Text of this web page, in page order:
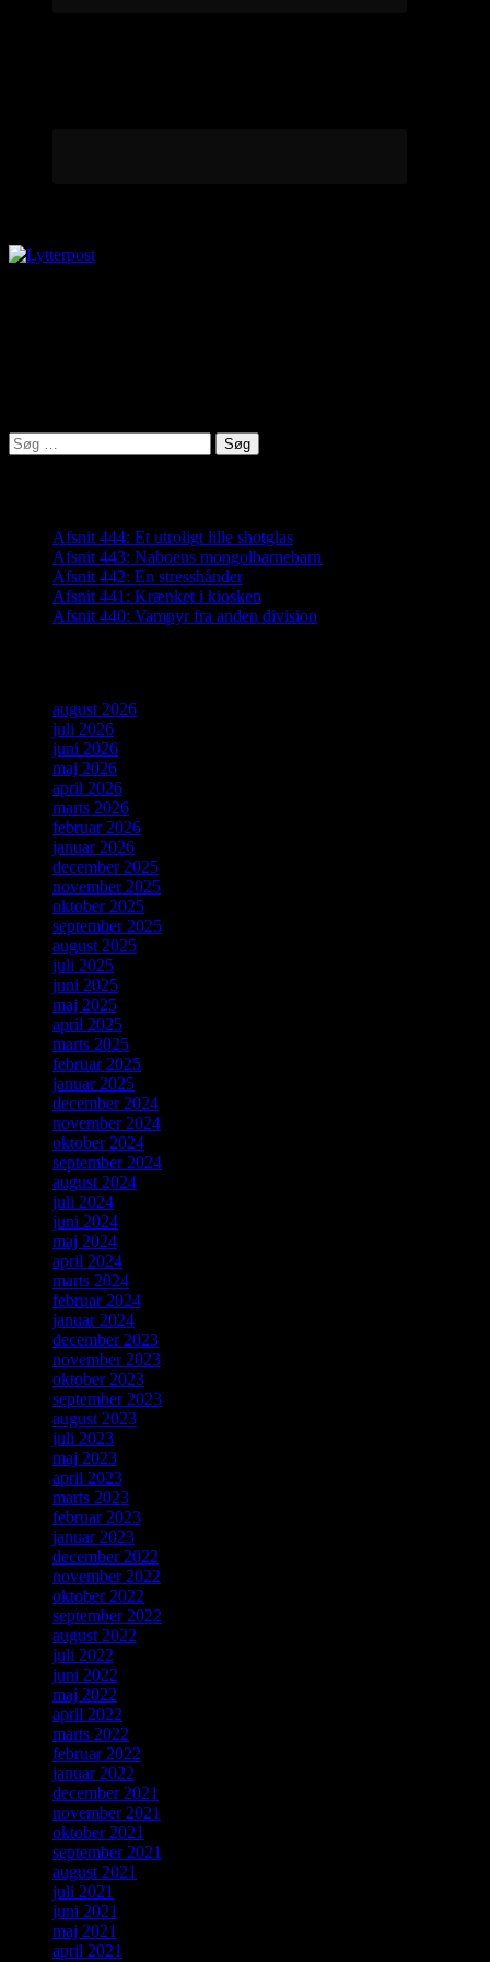
Søg
efter:
Afsnit 444: Et utroligt lille shotglas
Afsnit 443: Naboens mongolbarnebarn
Afsnit 442: En stresshånder
Afsnit 441: Krænket i kiosken
Afsnit 440: Vampyr fra anden division
august 2026
juli 2026
juni 2026
maj 2026
april 2026
marts 2026
februar 2026
januar 2026
december 2025
november 2025
oktober 2025
september 2025
august 2025
juli 2025
juni 2025
maj 2025
april 2025
marts 2025
februar 2025
januar 2025
december 2024
november 2024
oktober 2024
september 2024
august 2024
juli 2024
juni 2024
maj 2024
april 2024
marts 2024
februar 2024
januar 2024
december 2023
november 2023
oktober 2023
september 2023
august 2023
juli 2023
maj 2023
april 2023
marts 2023
februar 2023
januar 2023
december 2022
november 2022
oktober 2022
september 2022
august 2022
juli 2022
juni 2022
maj 2022
april 2022
marts 2022
februar 2022
januar 2022
december 2021
november 2021
oktober 2021
september 2021
august 2021
juli 2021
juni 2021
maj 2021
april 2021